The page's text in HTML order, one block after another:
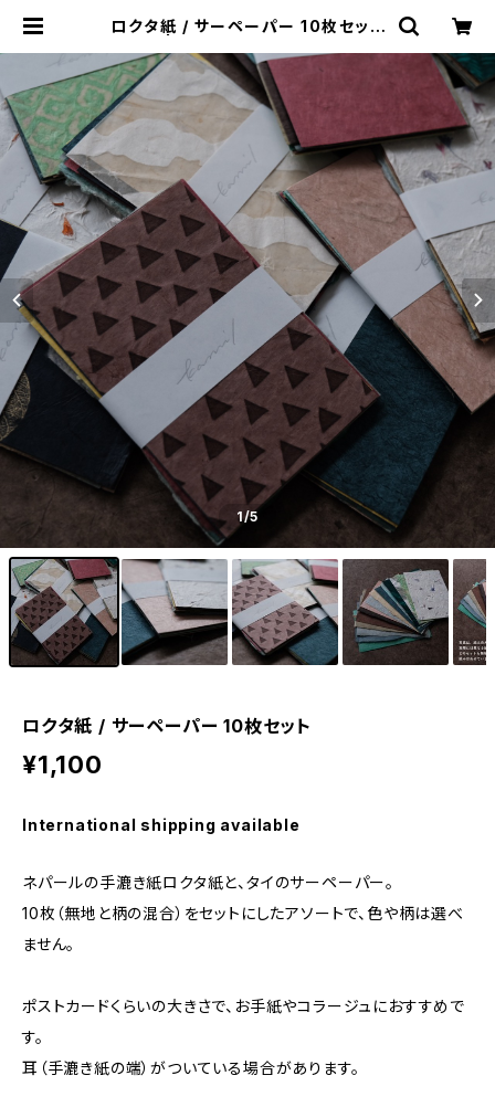
ロクタ紙 / サーペーパー 10枚セット
1/5
ロクタ紙 / サーペーパー 10枚セット
¥1,100
International shipping available
ネパールの手漉き紙ロクタ紙と、タイのサーペーパー。
10枚（無地と柄の混合）をセットにしたアソートで、色や柄は選べ
ません。
ポストカードくらいの大きさで、お手紙やコラージュにおすすめで
す。
耳（手漉き紙の端）がついている場合があります。